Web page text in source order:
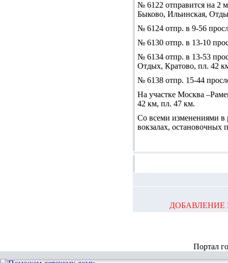
№ 6122 отправится на 2
Быково, Ильинская,
№ 6124 отпр. в 9-56
№ 6130 отпр. в 13-10
№ 6134 отпр. в 13-53
Отдых, Кратово, пл. 42
№ 6138 отпр. 15-44
На участке Москва
42 км, пл. 47 км.
Со всеми изменениями в
вокзалах, остановочных
ДОБАВЛЕНИЕ
Портал